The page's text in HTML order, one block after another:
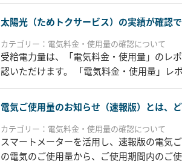
太陽光（ためトクサービス）の実績が確認で
カテゴリー：電気料金・使用量の確認について
受給電力量は、「電気料金・使用量」のレ
認いただけます。 「電気料金・使用量」レ
電気ご使用量のお知らせ（速報版）とは、
カテゴリー：電気料金・使用量の確認について
スマートメーターを活用し、速報版の電気
の電気のご使用量から、ご使用期間内のご